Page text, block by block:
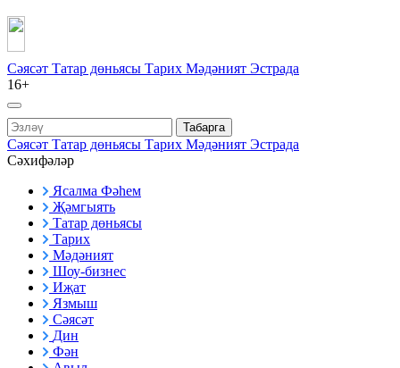
Сәясәт Татар дөньясы Тарих Мәдәният Эстрада
16+
Табарга
Сәясәт Татар дөньясы Тарих Мәдәният Эстрада
Сәхифәләр
Ясалма Фәһем
Җәмгыять
Татар дөньясы
Тарих
Мәдәният
Шоу-бизнес
Иҗат
Язмыш
Сәясәт
Дин
Фән